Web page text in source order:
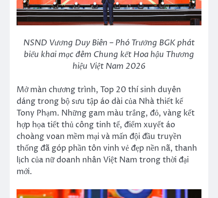
NSND Vương Duy Biên – Phó Trưởng BGK phát
biểu khai mạc đêm Chung kết Hoa hậu Thương
hiệu Việt Nam 2026
Mở màn chương trình, Top 20 thí sinh duyên
dáng trong bộ sưu tập áo dài của Nhà thiết kế
Tony Phạm. Những gam màu trắng, đỏ, vàng kết
hợp họa tiết thủ công tinh tế, điểm xuyết áo
choàng voan mềm mại và mấn đội đầu truyền
thống đã góp phần tôn vinh vẻ đẹp nền nã, thanh
lịch của nữ doanh nhân Việt Nam trong thời đại
mới.